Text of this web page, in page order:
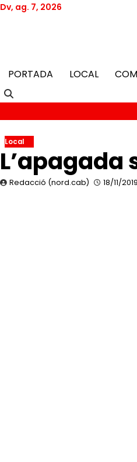
Skip
Dv, ag. 7, 2026
PORTADA
LOCAL
Local
L’apagada
Redacció (nord.cab) 18/11/2019